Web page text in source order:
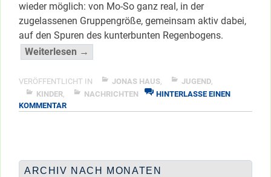
wieder möglich: von Mo-So ganz real, in der
zugelassenen Gruppengröße, gemeinsam aktiv dabei,
auf den Spuren des kunterbunten Regenbogens.
Weiterlesen →
Programm
jetzt
real
VERÖFFENTLICHT IN JONAS HAUS, JUGEND,
KINDER, NACHRICHTEN
HINTERLASSE EINEN
KOMMENTARZU
REAL
ARCHIV NACH MONATEN